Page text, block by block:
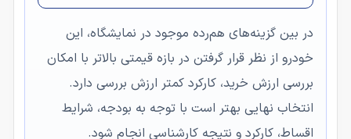
در بین گزینه‌های هم‌رده موجود در نمایشگاه، این
خودرو از نظر قرار گرفتن در بازه قیمتی بالاتر با امکان
بررسی ارزش خرید، کارکرد کمتر ارزش بررسی دارد.
انتخاب نهایی بهتر است با توجه به بودجه، شرایط
اقساط، کارکرد و نتیجه کارشناسی انجام شود.